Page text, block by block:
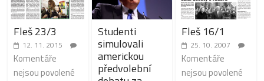
Fleš 23/3
12. 11. 2015
Komentáře
nejsou povolené
Studenti
simulovali
americkou
předvolební
Fleš 16/1
25. 10. 2007
Komentáře
nejsou povolené